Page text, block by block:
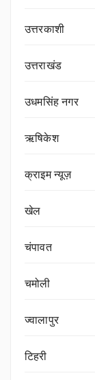
उत्तरकाशी
उत्तराखंड
उधमसिंह नगर
ऋषिकेश
क्राइम न्यूज़
खेल
चंपावत
चमोली
ज्वालापुर
टिहरी